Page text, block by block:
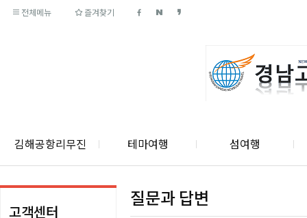
전체메뉴 즐겨찾기
김해공항리무진 테마여행 섬여행
고객센터
질문과 답변